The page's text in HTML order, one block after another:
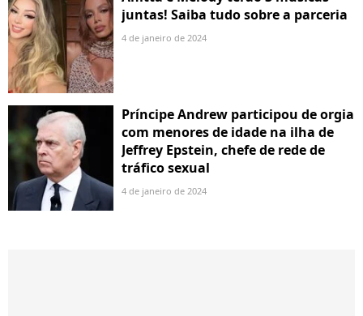
juntas! Saiba tudo sobre a parceria
4 de janeiro de 2024
Príncipe Andrew participou de orgia
com menores de idade na ilha de
Jeffrey Epstein, chefe de rede de
tráfico sexual
4 de janeiro de 2024